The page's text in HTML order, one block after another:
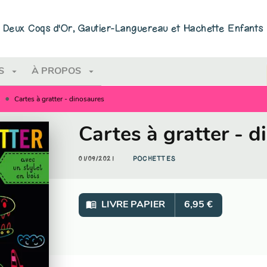
Coqs d'Or, Gautier-Languereau et Hachette Enfants
arrow_drop_down À PROPOS arrow_drop_down
• Cartes à gratter - dinosaures
Cartes à gratter -
01/09/2021 POCHETTES
menu_book LIVRE PAPIER 6,95 €